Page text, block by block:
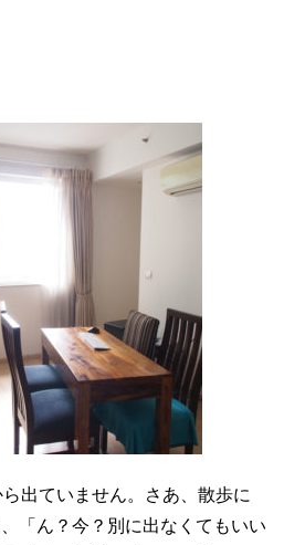
出ていません。さあ、散歩に
「ん？今？別に出なくてもいい